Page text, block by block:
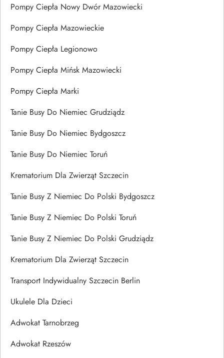
Pompy Ciepła Nowy Dwór Mazowiecki
Pompy Ciepła Mazowieckie
Pompy Ciepła Legionowo
Pompy Ciepła Mińsk Mazowiecki
Pompy Ciepła Marki
Tanie Busy Do Niemiec Grudziądz
Tanie Busy Do Niemiec Bydgoszcz
Tanie Busy Do Niemiec Toruń
Krematorium Dla Zwierząt Szczecin
Tanie Busy Z Niemiec Do Polski Bydgoszcz
Tanie Busy Z Niemiec Do Polski Toruń
Tanie Busy Z Niemiec Do Polski Grudziądz
Krematorium Dla Zwierząt Szczecin
Transport Indywidualny Szczecin Berlin
Ukulele Dla Dzieci
Adwokat Tarnobrzeg
Adwokat Rzeszów